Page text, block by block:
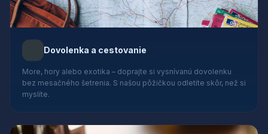
Dovolenka a cestovanie
More, hory alebo exotika – doprajte si vysnívanú dovolenku
bez mesačného šetrenia. S našou pôžičkou odletíte skôr, než si
myslíte.